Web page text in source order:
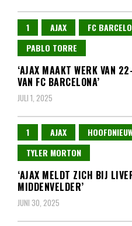
1 AJAX FC
PABLO TORRE
‘AJAX MAAKT WERK VAN
VAN FC BARCELONA’
JULI 1, 2025
1 AJAX
TYLER MORTON
‘AJAX MELDT ZICH BIJ
MIDDENVELDER’
JUNI 30, 2025